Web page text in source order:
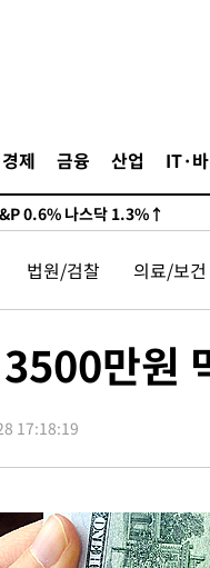
경제 금융 산업 IT·
0.6% 나스닥 1.3%↑
법원/검찰 의료/보건
만원
17:18:19